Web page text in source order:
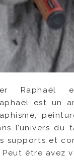
est un
l’univers
supports et
être avez